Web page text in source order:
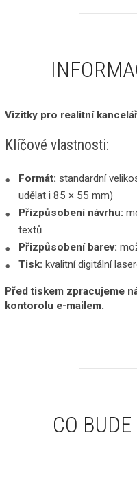
Vizitky pro realitní
Klíčové vlastnosti:
Formát: standardní
udělat i 85 × 55 mm)
Přizpůsobení návrhu:
textů
Přizpůsobení barev:
Tisk: kvalitní digitální
Před tiskem zpracujeme
kontorolu e-mailem.
CO